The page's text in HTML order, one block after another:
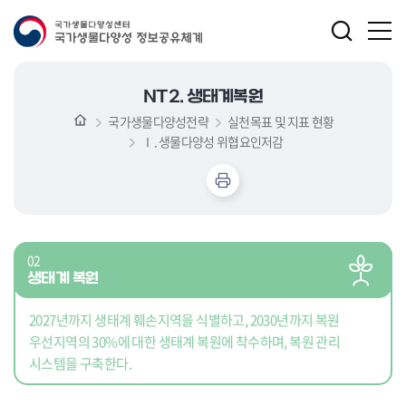
NT2. 생태계복원
국가생물다양성전략
실천목표 및 지표 현황
Ⅰ. 생물다양성 위협요인저감
02
생태계 복원
2027년까지 생태계 훼손지역을 식별하고, 2030년까지 복원
우선지역의 30%에 대한 생태계 복원에 착수하며, 복원 관리
시스템을 구축한다.